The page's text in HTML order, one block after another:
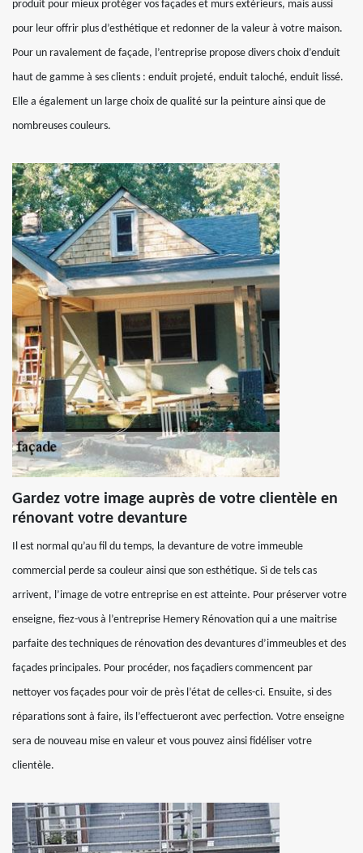
produit pour mieux protéger vos façades et murs extérieurs, mais aussi
pour leur offrir plus d’esthétique et redonner de la valeur à votre maison.
Pour un ravalement de façade, l’entreprise propose divers choix d’enduit
haut de gamme à ses clients : enduit projeté, enduit taloché, enduit lissé.
Elle a également un large choix de qualité sur la peinture ainsi que de
nombreuses couleurs.
Gardez votre image auprès de votre clientèle en
rénovant votre devanture
Il est normal qu’au fil du temps, la devanture de votre immeuble
commercial perde sa couleur ainsi que son esthétique. Si de tels cas
arrivent, l’image de votre entreprise en est atteinte. Pour préserver votre
enseigne, fiez-vous à l’entreprise Hemery Rénovation qui a une maitrise
parfaite des techniques de rénovation des devantures d’immeubles et des
façades principales. Pour procéder, nos façadiers commencent par
nettoyer vos façades pour voir de près l’état de celles-ci. Ensuite, si des
réparations sont à faire, ils l’effectueront avec perfection. Votre enseigne
sera de nouveau mise en valeur et vous pouvez ainsi fidéliser votre
clientèle.